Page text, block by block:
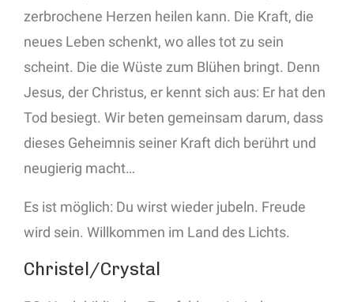
zerbrochene Herzen heilen kann. Die Kraft, die
neues Leben schenkt, wo alles tot zu sein
scheint. Die die Wüste zum Blühen bringt. Denn
Jesus, der Christus, er kennt sich aus: Er hat den
Tod besiegt. Wir beten gemeinsam darum, dass
dieses Geheimnis seiner Kraft dich berührt und
neugierig macht…
Es ist möglich: Du wirst wieder jubeln. Freude
wird sein. Willkommen im Land des Lichts.
Christel/Crystal